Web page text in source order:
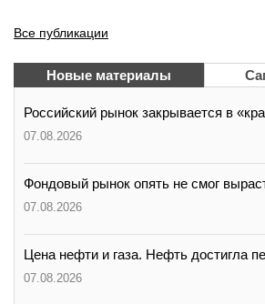
Все публикации
Новые материалы
Российский рынок закрывается в
07.08.2026
Фондовый рынок опять не смог
07.08.2026
Цена нефти и газа. Нефть достигла
07.08.2026